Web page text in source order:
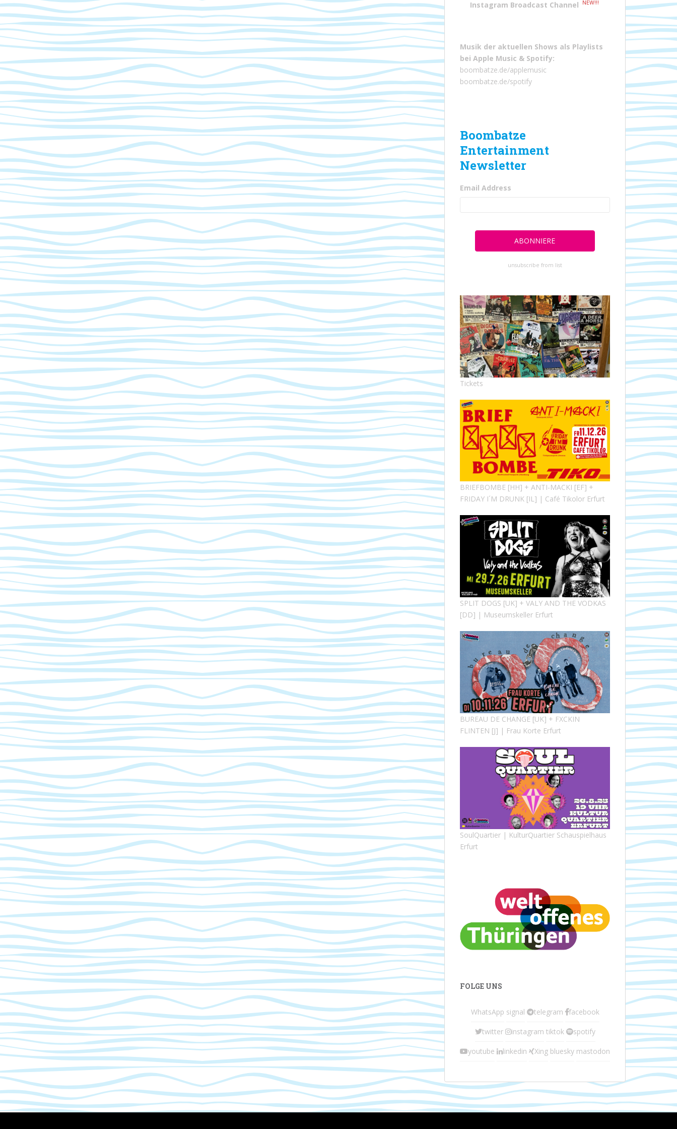
Instagram Broadcast Channel
NEW!!!
Musik der aktuellen Shows als Playlists
bei Apple Music & Spotify:
boombatze.de/applemusic
boombatze.de/spotify
Boombatze
Entertainment
Newsletter
Email Address
unsubscribe from list
Tickets
BRIEFBOMBE [HH] + ANTI-MACKI [EF] +
FRIDAY I´M DRUNK [IL] | Café Tikolor Erfurt
SPLIT DOGS [UK] + VALY AND THE VODKAS
[DD] | Museumskeller Erfurt
BUREAU DE CHANGE [UK] + FXCKIN
FLINTEN [J] | Frau Korte Erfurt
SoulQuartier | KulturQuartier Schauspielhaus
Erfurt
FOLGE UNS
WhatsApp signal telegram facebook
twitter instagram tiktok spotify
youtube linkedin Xing bluesky mastodon